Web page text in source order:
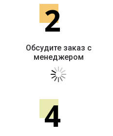
2
Обсудите заказ с
менеджером
4